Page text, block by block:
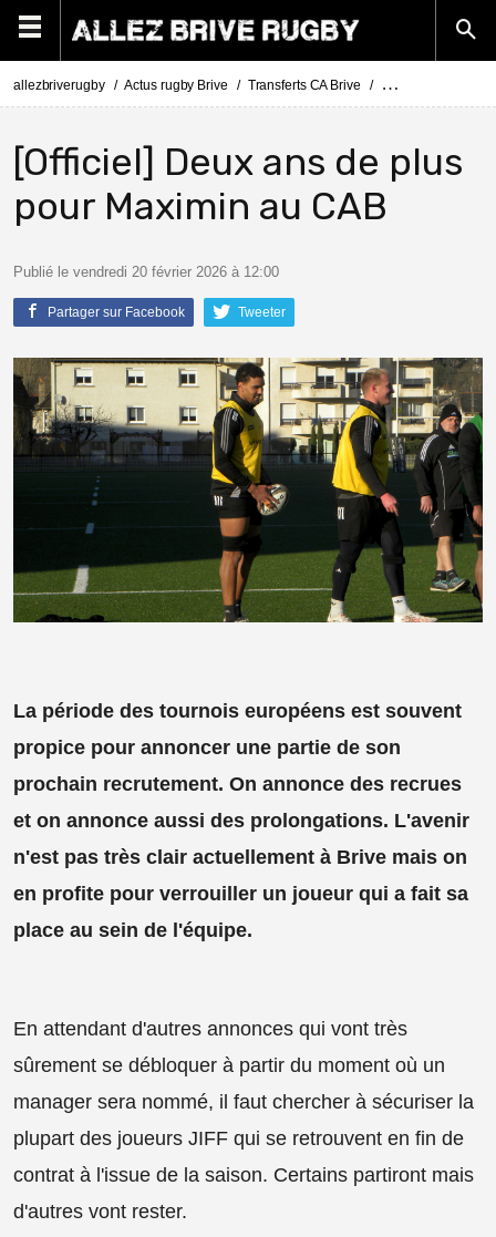
allezbriverugby Actus rugby Brive Transferts CA Brive Actus Transferts
[Officiel] Deux ans de plus
pour Maximin au CAB
Publié le vendredi 20 février 2026 à 12:00
Partager sur Facebook Tweeter
La période des tournois européens est souvent
propice pour annoncer une partie de son
prochain recrutement. On annonce des recrues
et on annonce aussi des prolongations. L'avenir
n'est pas très clair actuellement à Brive mais on
en profite pour verrouiller un joueur qui a fait sa
place au sein de l'équipe.
En attendant d'autres annonces qui vont très
sûrement se débloquer à partir du moment où un
manager sera nommé, il faut chercher à sécuriser la
plupart des joueurs JIFF qui se retrouvent en fin de
contrat à l'issue de la saison. Certains partiront mais
d'autres vont rester.